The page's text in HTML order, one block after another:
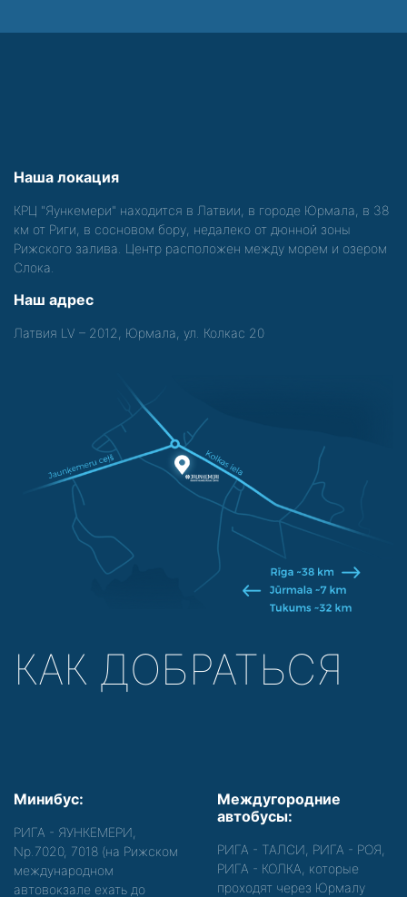
Наша локация
КРЦ "Яункемери" находится в Латвии, в городе Юрмала, в 38
км от Риги, в сосновом бору, недалеко от дюнной зоны
Рижского залива. Центр расположен между морем и озером
Слока.
Наш адрес
Латвия LV – 2012, Юрмала, ул. Колкас 20
КАК ДОБРАТЬСЯ
Минибус:
РИГА - ЯУНКЕМЕРИ,
Nр.7020, 7018 (на Рижском
международном
автовокзале ехать до
Междугородние
автобусы:
РИГА - ТАЛСИ, РИГА - РОЯ,
РИГА - КОЛКА, которые
проходят через Юрмалу